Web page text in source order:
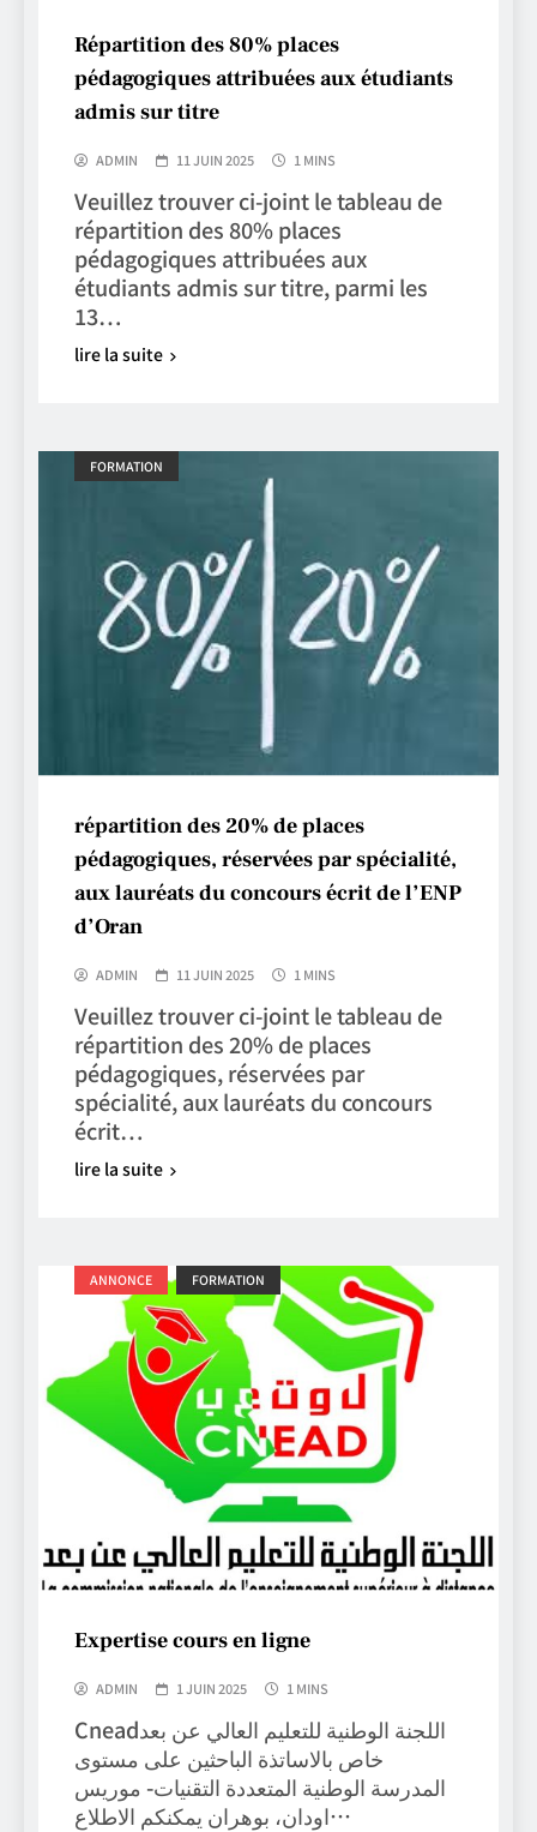
Répartition des 80% places
pédagogiques attribuées aux étudiants
admis sur titre
ADMIN 11 JUIN 2025 1 MINS
Veuillez trouver ci-joint le tableau de
répartition des 80% places
pédagogiques attribuées aux
étudiants admis sur titre, parmi les
13…
lire la suite
FORMATION
répartition des 20% de places
pédagogiques, réservées par spécialité,
aux lauréats du concours écrit de l’ENP
d’Oran
ADMIN 11 JUIN 2025 1 MINS
Veuillez trouver ci-joint le tableau de
répartition des 20% de places
pédagogiques, réservées par
spécialité, aux lauréats du concours
écrit…
lire la suite
ANNONCE FORMATION
Expertise cours en ligne
ADMIN 1 JUIN 2025 1 MINS
Cneadاللجنة الوطنية للتعليم العالي عن بعد
خاص بالاساتذة الباحثين على مستوى
المدرسة الوطنية المتعددة التقنيات- موريس
اودان، بوهران يمكنكم الاطلاع…